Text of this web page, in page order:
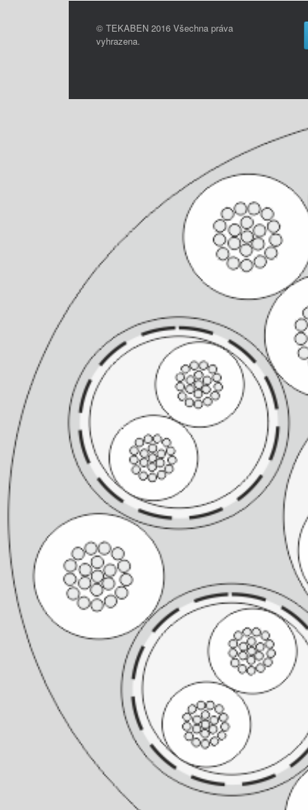
© TEKABEN 2016 Všechna práva
vyhrazena.